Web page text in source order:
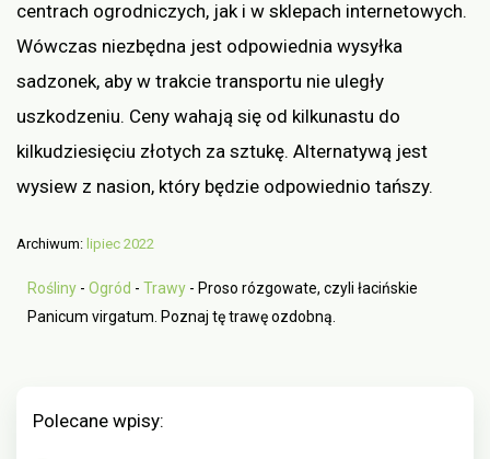
centrach ogrodniczych, jak i w sklepach internetowych.
Wówczas niezbędna jest odpowiednia wysyłka
sadzonek, aby w trakcie transportu nie uległy
uszkodzeniu. Ceny wahają się od kilkunastu do
kilkudziesięciu złotych za sztukę. Alternatywą jest
wysiew z nasion, który będzie odpowiednio tańszy.
Archiwum: lipiec 2022
Rośliny - Ogród - Trawy - Proso rózgowate, czyli łacińskie
Panicum virgatum. Poznaj tę trawę ozdobną.
Polecane wpisy: